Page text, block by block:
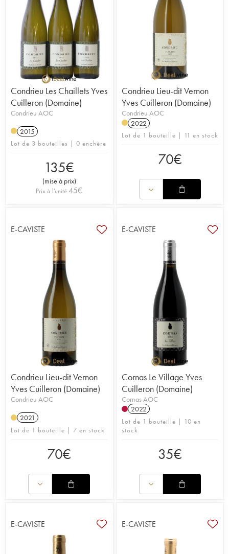
Condrieu Les Chaillets Yves
Cuilleron (Domaine)
Condrieu AOC
2015
Lot de 3 bouteilles | 0 enchère
135€
(mise à prix)
Prix à l'unité45€
Condrieu Lieu-dit Vernon
Yves Cuilleron (Domaine)
Condrieu AOC
2022
Lot de 1 bouteille | 11 en stock
70€
E-CAVISTE
Condrieu Lieu-dit Vernon
Yves Cuilleron (Domaine)
Condrieu AOC
2021
Lot de 1 bouteille | 7 en stock
70€
E-CAVISTE
Cornas Le Village Yves
Cuilleron (Domaine)
Cornas AOC
2022
Lot de 1 bouteille | 10 en
stock
35€
E-CAVISTE E-CAVISTE